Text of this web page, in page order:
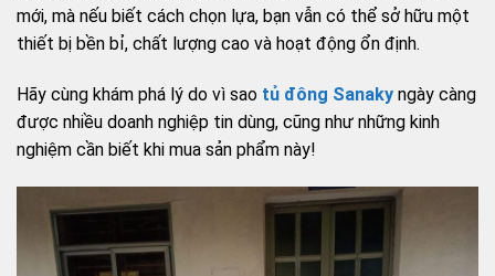
mới, mà nếu biết cách chọn lựa, bạn vẫn có thể sở hữu một
thiết bị bền bỉ, chất lượng cao và hoạt động ổn định.
Hãy cùng khám phá lý do vì sao tủ đông Sanaky ngày càng
được nhiều doanh nghiệp tin dùng, cũng như những kinh
nghiệm cần biết khi mua sản phẩm này!